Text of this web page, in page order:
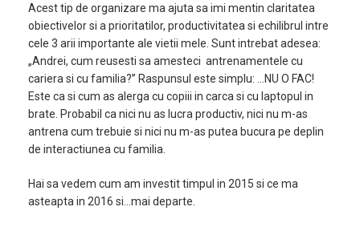
Acest tip de organizare ma ajuta sa imi mentin claritatea
obiectivelor si a prioritatilor, productivitatea si echilibrul intre
cele 3 arii importante ale vietii mele. Sunt intrebat adesea:
„Andrei, cum reusesti sa amesteci antrenamentele cu
cariera si cu familia?” Raspunsul este simplu: …NU O FAC!
Este ca si cum as alerga cu copiii in carca si cu laptopul in
brate. Probabil ca nici nu as lucra productiv, nici nu m-as
antrena cum trebuie si nici nu m-as putea bucura pe deplin
de interactiunea cu familia.
Hai sa vedem cum am investit timpul in 2015 si ce ma
asteapta in 2016 si…mai departe.